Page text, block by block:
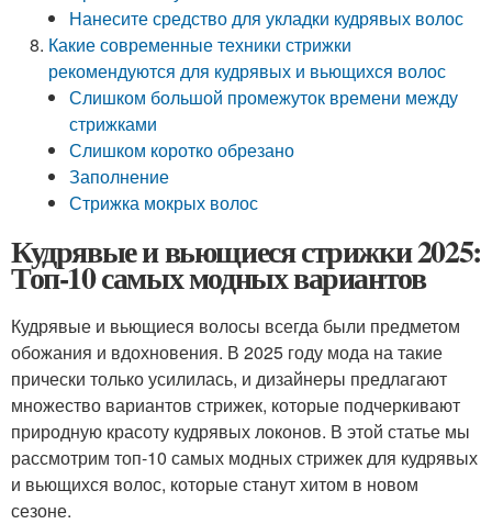
Нанесите средство для укладки кудрявых волос
Какие современные техники стрижки
рекомендуются для кудрявых и вьющихся волос
Слишком большой промежуток времени между
стрижками
Слишком коротко обрезано
Заполнение
Стрижка мокрых волос
Кудрявые и вьющиеся стрижки 2025:
Топ-10 самых модных вариантов
Кудрявые и вьющиеся волосы всегда были предметом
обожания и вдохновения. В 2025 году мода на такие
прически только усилилась, и дизайнеры предлагают
множество вариантов стрижек, которые подчеркивают
природную красоту кудрявых локонов. В этой статье мы
рассмотрим топ-10 самых модных стрижек для кудрявых
и вьющихся волос, которые станут хитом в новом
сезоне.